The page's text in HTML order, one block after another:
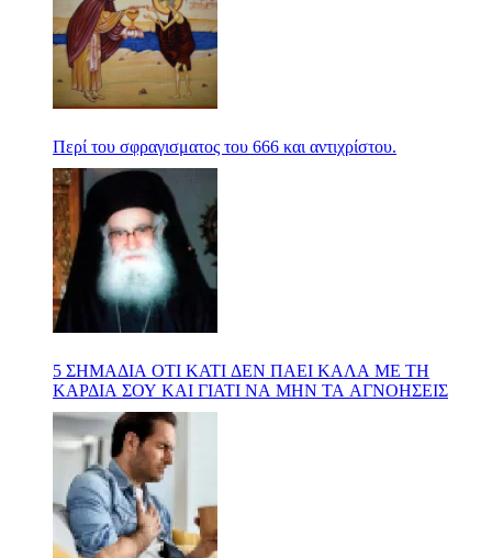
Περί του σφραγισματος του 666 και αντιχρίστου.
5 ΣΗΜΑΔΙΑ ΟΤΙ ΚΑΤΙ ΔΕΝ ΠΑΕΙ ΚΑΛΑ ΜΕ ΤΗ
ΚΑΡΔΙΑ ΣΟΥ ΚΑΙ ΓΙΑΤΙ ΝΑ ΜΗΝ ΤΑ ΑΓΝΟΗΣΕΙΣ